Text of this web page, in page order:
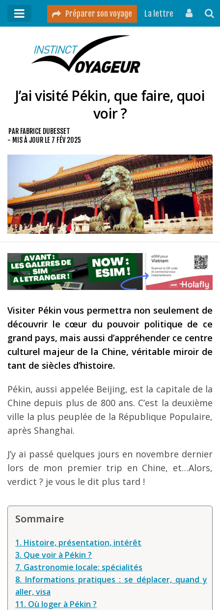
Préparer son voyage La lettre
Mon podcast
Destinations
Mes ressources pour voyager
Guides voyages
Mon journal de bord sur Instagram
Blog voyage
Les derniers articles
Podcast
Préparer son voyage
Destinations
LA LETTRE
Outils pour voyageur
Sites utiles
Réserver un vol !
Le logement en voyage
Assurance voyage !
LA carte bancaire
Louer une voiture !
Mes guides voyage
L’auteur
J’ai visité Pékin, que faire, quoi
voir ?
PAR FABRICE DUBESSET
- MIS À JOUR LE 7 FÉV 2025
Visiter Pékin vous permettra non seulement de
découvrir le cœur du pouvoir politique de ce
grand pays, mais aussi d’appréhender ce centre
culturel majeur de la Chine, véritable miroir de
tant de siècles d’histoire.
Pékin, aussi appelée Beijing, est la capitale de la
Chine depuis plus de 800 ans. C’est la deuxième
ville la plus peuplée de la République Populaire,
après Shanghai.
J’y ai passé quelques jours en novembre dernier
lors de mon premier trip en Chine, et…Alors,
verdict ? je vous le dit plus tard !
Sommaire
1. Histoire, présentation, intérêt
3. Que voir à Pékin ?
7. Gastronomie locale: spécialités
8. Informations pratiques : se déplacer, quand y
aller, visa
11. Où loger à Pékin ?